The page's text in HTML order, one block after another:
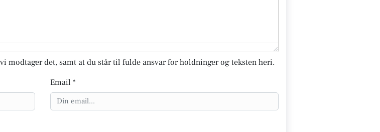
det, samt at du står til fulde ansvar for holdninger og teksten heri.
Email *